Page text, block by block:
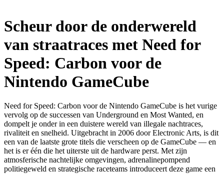
Scheur door de onderwereld
van straatraces met Need for
Speed: Carbon voor de
Nintendo GameCube
Need for Speed: Carbon voor de Nintendo GameCube is het vurige
vervolg op de successen van Underground en Most Wanted, en
dompelt je onder in een duistere wereld van illegale nachtraces,
rivaliteit en snelheid. Uitgebracht in 2006 door Electronic Arts, is dit
een van de laatste grote titels die verscheen op de GameCube — en
het is er één die het uiterste uit de hardware perst. Met zijn
atmosferische nachtelijke omgevingen, adrenalinepompend
politiegeweld en strategische raceteams introduceert deze game een